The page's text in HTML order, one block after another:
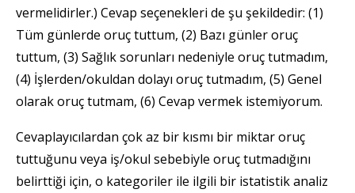
vermelidirler.) Cevap seçenekleri de şu şekildedir: (1)
Tüm günlerde oruç tuttum, (2) Bazı günler oruç
tuttum, (3) Sağlık sorunları nedeniyle oruç tutmadım,
(4) İşlerden/okuldan dolayı oruç tutmadım, (5) Genel
olarak oruç tutmam, (6) Cevap vermek istemiyorum.
Cevaplayıcılardan çok az bir kısmı bir miktar oruç
tuttuğunu veya iş/okul sebebiyle oruç tutmadığını
belirttiği için, o kategoriler ile ilgili bir istatistik analiz